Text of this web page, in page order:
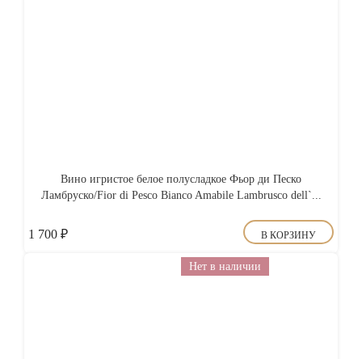
Вино игристое белое полусладкое Фьор ди Песко
Ламбруско/Fior di Pesco Bianco Amabile Lambrusco dell`...
1 700 ₽ В КОРЗИНУ
Нет в наличии